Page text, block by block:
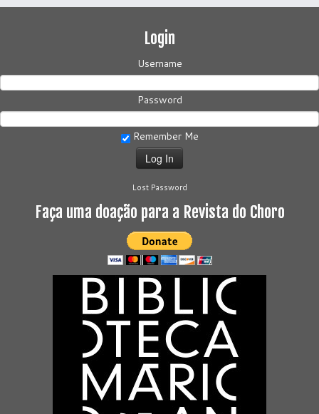
Login
Username
Password
Remember Me
Lost Password
Faça uma doação para a Revista do Choro